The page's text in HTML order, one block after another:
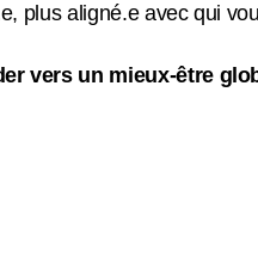
plus aligné.e avec qui
vers un mieux-être